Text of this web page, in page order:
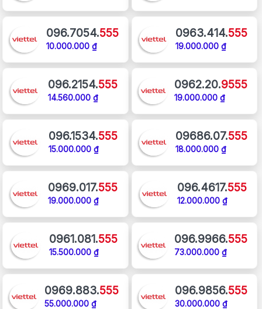
096.7054.555
10.000.000 ₫
0963.414.555
19.000.000 ₫
096.2154.555
14.560.000 ₫
0962.20.9555
19.000.000 ₫
096.1534.555
15.000.000 ₫
09686.07.555
18.000.000 ₫
0969.017.555
19.000.000 ₫
096.4617.555
12.000.000 ₫
0961.081.555
15.500.000 ₫
096.9966.555
73.000.000 ₫
0969.883.555
55.000.000 ₫
096.9856.555
30.000.000 ₫